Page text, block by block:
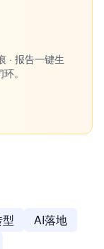
· 报告一键生
。
AI落地